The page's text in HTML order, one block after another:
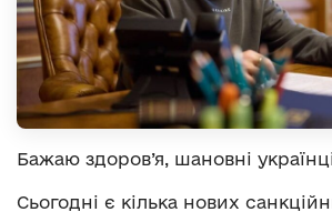
Бажаю здоров’я, шановні
Сьогодні є кілька нових